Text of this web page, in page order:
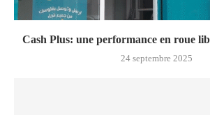
Cash Plus: une performance en roue
24 septembre 2025